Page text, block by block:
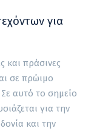
για
και πράσινες
σε πρώιμο
αυτό το σημείο
για την
και την